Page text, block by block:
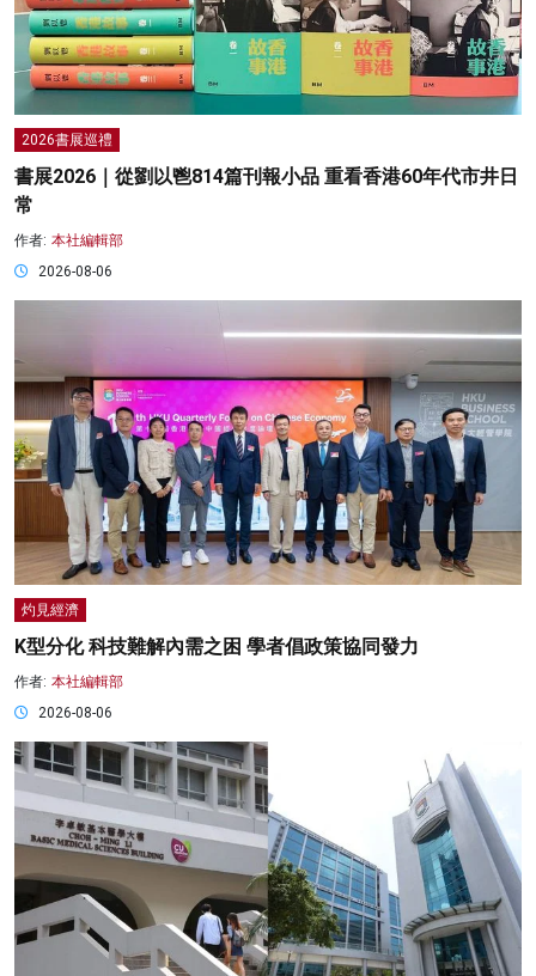
2026書展巡禮
書展2026｜從劉以鬯814篇刊報小品 重看香港60年代市井日
常
作者: 本社編輯部
2026-08-06
灼見經濟
K型分化 科技難解內需之困 學者倡政策協同發力
作者: 本社編輯部
2026-08-06